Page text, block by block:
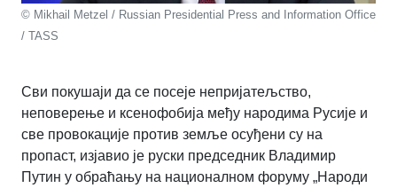
© Mikhail Metzel / Russian Presidential Press and Information Office
/ TASS
Сви покушаји да се посеје непријатељство,
неповерење и ксенофобија међу народима Русије и
све провокације против земље осуђени су на
пропаст, изјавио је руски председник Владимир
Путин у обраћању на националном форуму „Народи